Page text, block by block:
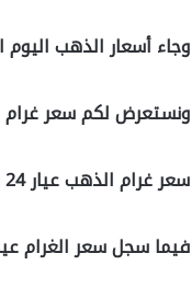
وجاء أسعار الذهب اليوم
ونستعرض لكم سعر غرام
سعر غرام الذهب عيار 24 في تركيا وصل إلى 476 ليرة تركية.
فيما سجل سعر الغرام عيار 22 بلغ 442 ليرة